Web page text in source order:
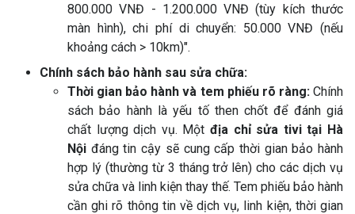
800.000 VNĐ - 1.200.000 VNĐ (tùy kích thước
màn hình), chi phí di chuyển: 50.000 VNĐ (nếu
khoảng cách > 10km)".
Chính sách bảo hành sau sửa chữa:
Thời gian bảo hành và tem phiếu rõ ràng: Chính
sách bảo hành là yếu tố then chốt để đánh giá
chất lượng dịch vụ. Một địa chỉ sửa tivi tại Hà
Nội đáng tin cậy sẽ cung cấp thời gian bảo hành
hợp lý (thường từ 3 tháng trở lên) cho các dịch vụ
sửa chữa và linh kiện thay thế. Tem phiếu bảo hành
cần ghi rõ thông tin về dịch vụ, linh kiện, thời gian